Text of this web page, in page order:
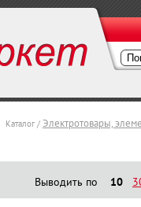
Каталог / Электротовары,
Выводить по 10